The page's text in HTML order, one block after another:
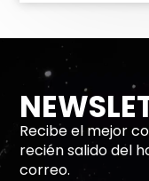
Recibe el mejor
recién salido del
correo.